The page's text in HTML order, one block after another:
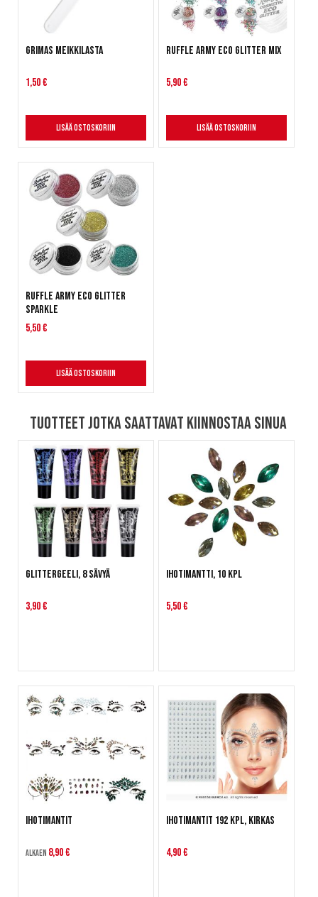
Grimas Meikkilasta
1,50 €
Lisää ostoskoriin
Ruffle Army Eco Glitter Mix
5,90 €
Lisää ostoskoriin
Ruffle Army Eco Glitter
Sparkle
5,50 €
Lisää ostoskoriin
Tuotteet jotka saattavat kiinnostaa sinua
Glittergeeli, 8 sävyä
3,90 €
Ihotimantti, 10 kpl
5,50 €
Ihotimantit
Alkaen 8,90 €
Ihotimantit 192 kpl, kirkas
4,90 €